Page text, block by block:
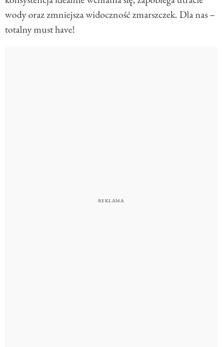
wody oraz zmniejsza widoczność zmarszczek. Dla nas –
totalny must have!